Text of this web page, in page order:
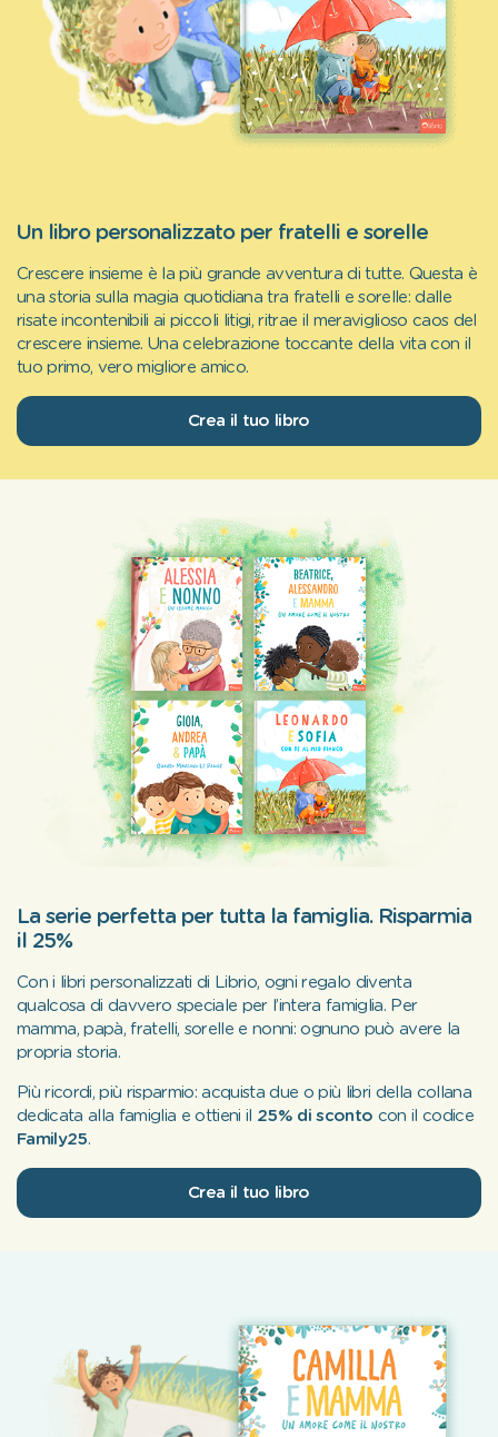
Un libro personalizzato per fratelli e sorelle
Crescere insieme è la più grande avventura di tutte. Questa è
una storia sulla magia quotidiana tra fratelli e sorelle: dalle
risate incontenibili ai piccoli litigi, ritrae il meraviglioso caos del
crescere insieme. Una celebrazione toccante della vita con il
tuo primo, vero migliore amico.
Crea il tuo libro
La serie perfetta per tutta la famiglia. Risparmia
il 25%
Con i libri personalizzati di Librio, ogni regalo diventa
qualcosa di davvero speciale per l’intera famiglia. Per
mamma, papà, fratelli, sorelle e nonni: ognuno può avere la
propria storia.
Più ricordi, più risparmio: acquista due o più libri della collana
dedicata alla famiglia e ottieni il 25% di sconto con il codice
Family25.
Crea il tuo libro